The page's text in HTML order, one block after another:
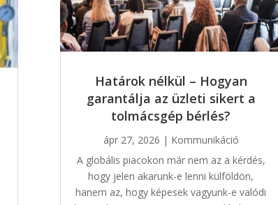
Határok nélkül – Hogyan
garantálja az üzleti sikert a
tolmácsgép bérlés?
ápr 27, 2026 | Kommunikáció
A globális piacokon már nem az a kérdés,
hogy jelen akarunk-e lenni külföldön,
hanem az, hogy képesek vagyunk-e valódi